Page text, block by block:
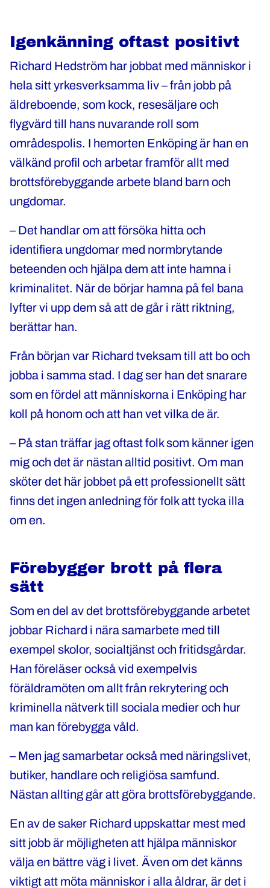
Igenkänning oftast positivt
Richard Hedström har jobbat med människor i
hela sitt yrkesverksamma liv – från jobb på
äldreboende, som kock, resesäljare och
flygvärd till hans nuvarande roll som
områdespolis. I hemorten Enköping är han en
välkänd profil och arbetar framför allt med
brottsförebyggande arbete bland barn och
ungdomar.
– Det handlar om att försöka hitta och
identifiera ungdomar med normbrytande
beteenden och hjälpa dem att inte hamna i
kriminalitet. När de börjar hamna på fel bana
lyfter vi upp dem så att de går i rätt riktning,
berättar han.
Från början var Richard tveksam till att bo och
jobba i samma stad. I dag ser han det snarare
som en fördel att människorna i Enköping har
koll på honom och att han vet vilka de är.
– På stan träffar jag oftast folk som känner igen
mig och det är nästan alltid positivt. Om man
sköter det här jobbet på ett professionellt sätt
finns det ingen anledning för folk att tycka illa
om en.
Förebygger brott på flera
sätt
Som en del av det brottsförebyggande arbetet
jobbar Richard i nära samarbete med till
exempel skolor, socialtjänst och fritidsgårdar.
Han föreläser också vid exempelvis
föräldramöten om allt från rekrytering och
kriminella nätverk till sociala medier och hur
man kan förebygga våld.
– Men jag samarbetar också med näringslivet,
butiker, handlare och religiösa samfund.
Nästan allting går att göra brottsförebyggande.
En av de saker Richard uppskattar mest med
sitt jobb är möjligheten att hjälpa människor
välja en bättre väg i livet. Även om det känns
viktigt att möta människor i alla åldrar, är det i